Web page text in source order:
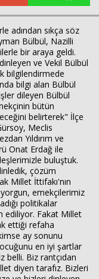
adından sıkça söz
Bülbül, Nazilli
bir araya geldi.
ve Vekil Bülbül
bilgilendirmede
bilgi alan Bülbül
dileyen Bülbül
bütün
belirterek" İlçe
Meclis
Yıldırım ve
Onat Erdağ ile
buluştuk.
çözüm
Millet İttifakı'nın
emekçilerimiz
politikalar
ediliyor. Fakat Millet
ettiği refaha
ay sonunu
en iyi şartlar
belli. Biz rantçıdan
diyen tarafız. Bizleri
Haberin Doğru Adresi.